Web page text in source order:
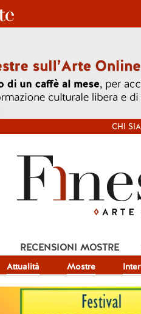
CHI
Attualità Mostre
RECENSIONI MOSTRE